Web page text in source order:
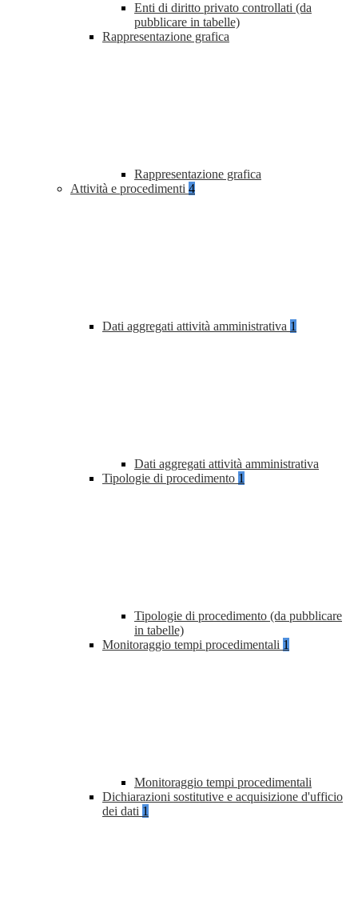
Enti di diritto privato controllati (da
pubblicare in tabelle)
Rappresentazione grafica
Rappresentazione grafica
Attività e procedimenti 4
Dati aggregati attività amministrativa 1
Dati aggregati attività amministrativa
Tipologie di procedimento 1
Tipologie di procedimento (da pubblicare
in tabelle)
Monitoraggio tempi procedimentali 1
Monitoraggio tempi procedimentali
Dichiarazioni sostitutive e acquisizione d'ufficio
dei dati 1